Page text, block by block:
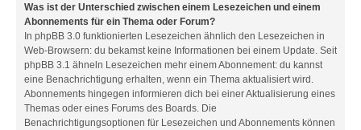
Was ist der Unterschied zwischen einem Lesezeichen und einem
Abonnements für ein Thema oder Forum?
In phpBB 3.0 funktionierten Lesezeichen ähnlich den Lesezeichen in
Web-Browsern: du bekamst keine Informationen bei einem Update. Seit
phpBB 3.1 ähneln Lesezeichen mehr einem Abonnement: du kannst
eine Benachrichtigung erhalten, wenn ein Thema aktualisiert wird.
Abonnements hingegen informieren dich bei einer Aktualisierung eines
Themas oder eines Forums des Boards. Die
Benachrichtigungsoptionen für Lesezeichen und Abonnements können